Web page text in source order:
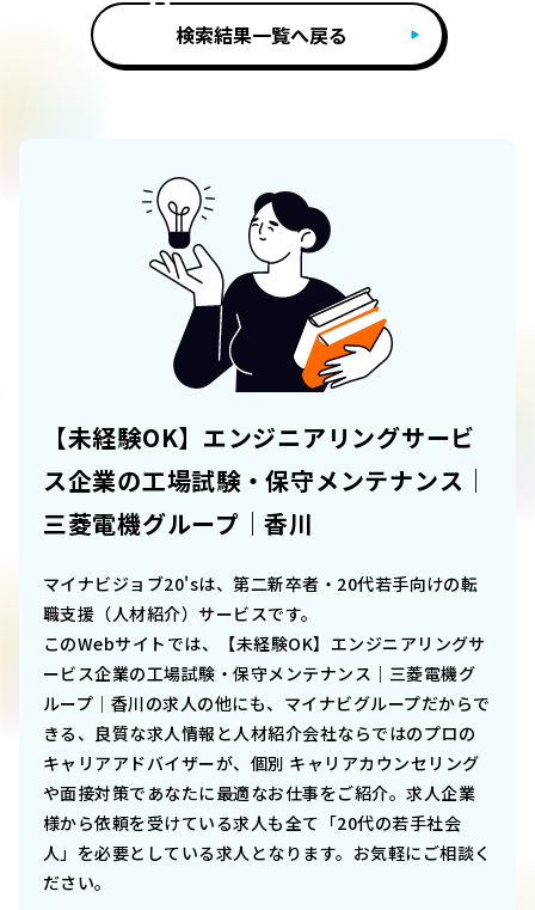
検索結果一覧へ戻る
【未経験OK】エンジニアリングサービ
ス企業の工場試験・保守メンテナンス｜
三菱電機グループ｜香川
マイナビジョブ20'sは、第二新卒者・20代若手向けの転
職支援（人材紹介）サービスです。
このWebサイトでは、
【未経験OK】エンジニアリングサ
ービス企業の工場試験・保守メンテナンス｜三菱電機グ
ループ｜香川の求人の他にも、マイナビグループだからで
きる、良質な求人情報と人材紹介会社ならではのプロの
キャリアアドバイザーが、個別 キャリアカウンセリング
や面接対策であなたに最適なお仕事をご紹介。求人企業
様から依頼を受けている求人も全て「20代の若手社会
人」を必要としている求人となります。お気軽にご相談く
ださい。